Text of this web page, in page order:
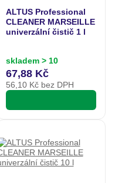
ALTUS Professional
CLEANER MARSEILLE
univerzální čistič 1 l
skladem > 10
67,88 Kč
56,10Kč bez DPH